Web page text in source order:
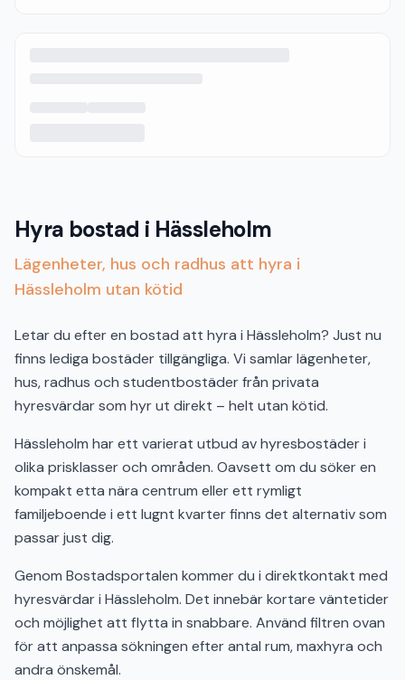
Hyra bostad i Hässleholm
Lägenheter, hus och radhus att hyra i
Hässleholm utan kötid
Letar du efter en bostad att hyra i Hässleholm? Just nu
finns lediga bostäder tillgängliga. Vi samlar lägenheter,
hus, radhus och studentbostäder från privata
hyresvärdar som hyr ut direkt – helt utan kötid.
Hässleholm har ett varierat utbud av hyresbostäder i
olika prisklasser och områden. Oavsett om du söker en
kompakt etta nära centrum eller ett rymligt
familjeboende i ett lugnt kvarter finns det alternativ som
passar just dig.
Genom Bostadsportalen kommer du i direktkontakt med
hyresvärdar i Hässleholm. Det innebär kortare väntetider
och möjlighet att flytta in snabbare. Använd filtren ovan
för att anpassa sökningen efter antal rum, maxhyra och
andra önskemål.